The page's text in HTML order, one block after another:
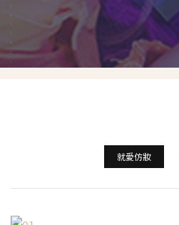
就愛仿妝